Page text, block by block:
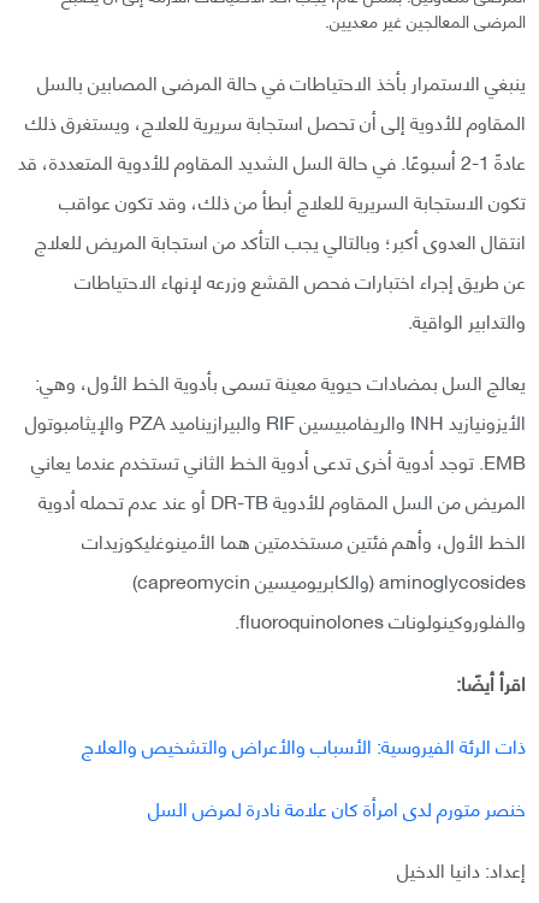
المرضى المعالجين غير معديين.
ينبغي الاستمرار بأخذ الاحتياطات في حالة المرضى المصابين بالسل
المقاوم للأدوية إلى أن تحصل استجابة سريرية للعلاج، ويستغرق ذلك
عادةً 1-2 أسبوعًا. في حالة السل الشديد المقاوم للأدوية المتعددة، قد
تكون الاستجابة السريرية للعلاج أبطأ من ذلك، وقد تكون عواقب
انتقال العدوى أكبر؛ وبالتالي يجب التأكد من استجابة المريض للعلاج
عن طريق إجراء اختبارات فحص القشع وزرعه لإنهاء الاحتياطات
والتدابير الواقية.
يعالج السل بمضادات حيوية معينة تسمى بأدوية الخط الأول، وهي:
الأيزونيازيد INH والريفامبيسين RIF والبيرازيناميد PZA والإيثامبوتول
EMB. توجد أدوية أخرى تدعى أدوية الخط الثاني تستخدم عندما يعاني
المريض من السل المقاوم للأدوية DR-TB أو عند عدم تحمله أدوية
الخط الأول، وأهم فئتين مستخدمتين هما الأمينوغليكوزيدات
aminoglycosides (والكابريوميسين capreomycin)
والفلوروكينولونات fluoroquinolones.
اقرأ أيضًا:
ذات الرئة الفيروسية: الأسباب والأعراض والتشخيص والعلاج
خنصر متورم لدى امرأة كان علامة نادرة لمرض السل
إعداد: دانيا الدخيل